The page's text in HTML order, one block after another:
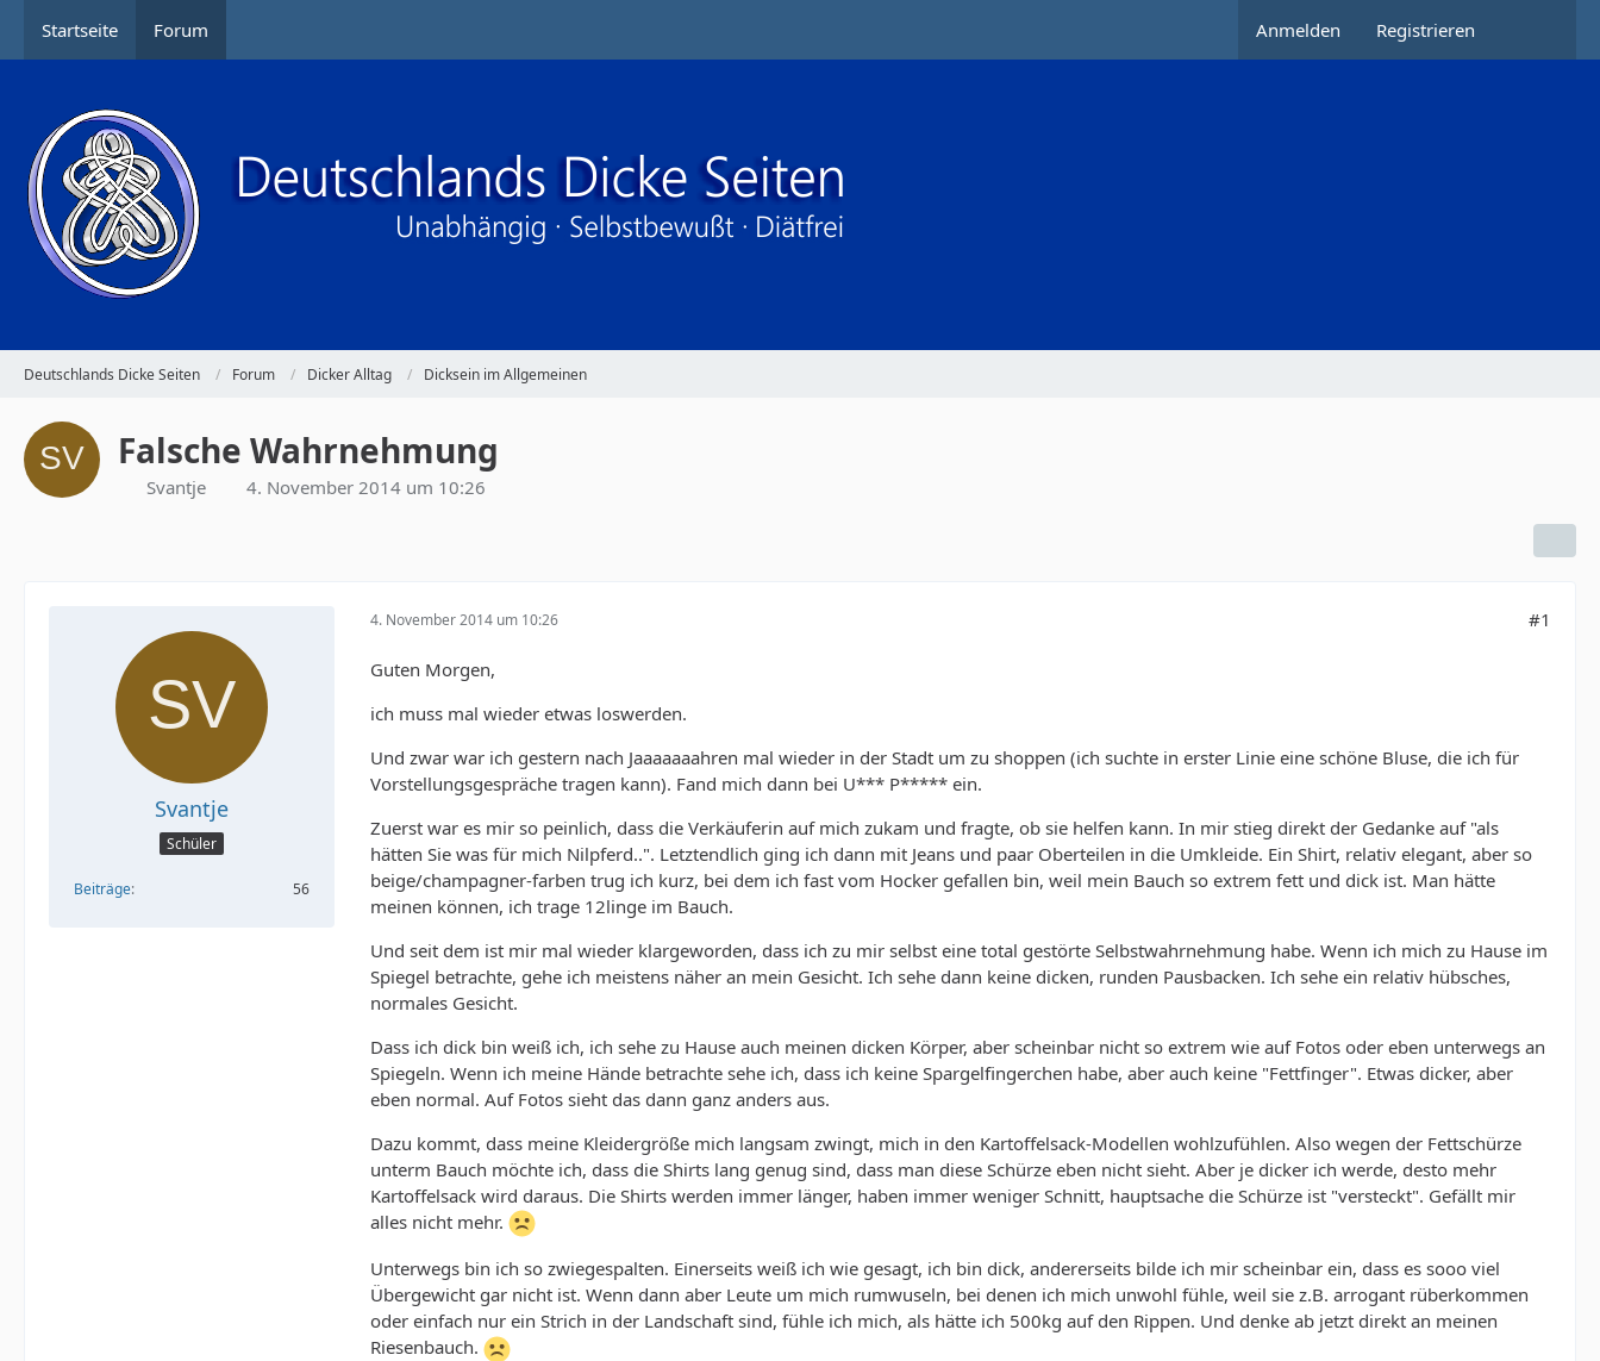
Startseite Forum Anmelden Registrieren
Deutschlands Dicke Seiten Forum Dicker Alltag Dicksein im Allgemeinen
Falsche Wahrnehmung
Svantje 4. November 2014 um 10:26
Svantje
Schüler
Beiträge 56
4. November 2014 um 10:26 #1
Guten Morgen,
ich muss mal wieder etwas loswerden.
Und zwar war ich gestern nach Jaaaaaaahren mal wieder in der Stadt um zu shoppen (ich suchte in erster Linie eine schöne Bluse, die ich für
Vorstellungsgespräche tragen kann). Fand mich dann bei U*** P***** ein.
Zuerst war es mir so peinlich, dass die Verkäuferin auf mich zukam und fragte, ob sie helfen kann. In mir stieg direkt der Gedanke auf "als
hätten Sie was für mich Nilpferd..". Letztendlich ging ich dann mit Jeans und paar Oberteilen in die Umkleide. Ein Shirt, relativ elegant, aber so
beige/champagner-farben trug ich kurz, bei dem ich fast vom Hocker gefallen bin, weil mein Bauch so extrem fett und dick ist. Man hätte
meinen können, ich trage 12linge im Bauch.
Und seit dem ist mir mal wieder klargeworden, dass ich zu mir selbst eine total gestörte Selbstwahrnehmung habe. Wenn ich mich zu Hause im
Spiegel betrachte, gehe ich meistens näher an mein Gesicht. Ich sehe dann keine dicken, runden Pausbacken. Ich sehe ein relativ hübsches,
normales Gesicht.
Dass ich dick bin weiß ich, ich sehe zu Hause auch meinen dicken Körper, aber scheinbar nicht so extrem wie auf Fotos oder eben unterwegs an
Spiegeln. Wenn ich meine Hände betrachte sehe ich, dass ich keine Spargelfingerchen habe, aber auch keine "Fettfinger". Etwas dicker, aber
eben normal. Auf Fotos sieht das dann ganz anders aus.
Dazu kommt, dass meine Kleidergröße mich langsam zwingt, mich in den Kartoffelsack-Modellen wohlzufühlen. Also wegen der Fettschürze
unterm Bauch möchte ich, dass die Shirts lang genug sind, dass man diese Schürze eben nicht sieht. Aber je dicker ich werde, desto mehr
Kartoffelsack wird daraus. Die Shirts werden immer länger, haben immer weniger Schnitt, hauptsache die Schürze ist "versteckt". Gefällt mir
alles nicht mehr.
Unterwegs bin ich so zwiegespalten. Einerseits weiß ich wie gesagt, ich bin dick, andererseits bilde ich mir scheinbar ein, dass es sooo viel
Übergewicht gar nicht ist. Wenn dann aber Leute um mich rumwuseln, bei denen ich mich unwohl fühle, weil sie z.B. arrogant rüberkommen
oder einfach nur ein Strich in der Landschaft sind, fühle ich mich, als hätte ich 500kg auf den Rippen. Und denke ab jetzt direkt an meinen
Riesenbauch.